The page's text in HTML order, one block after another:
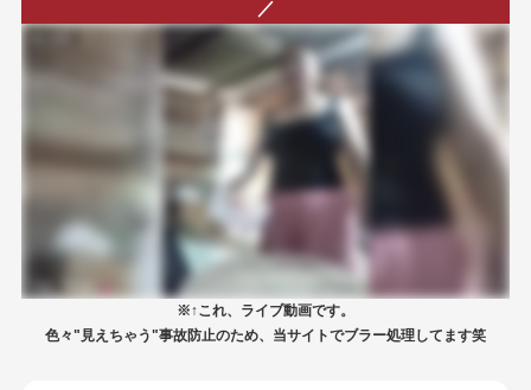
／
※↑これ、ライブ動画です。
色々"見えちゃう"事故防止のため、当サイトでブラー処理してます笑